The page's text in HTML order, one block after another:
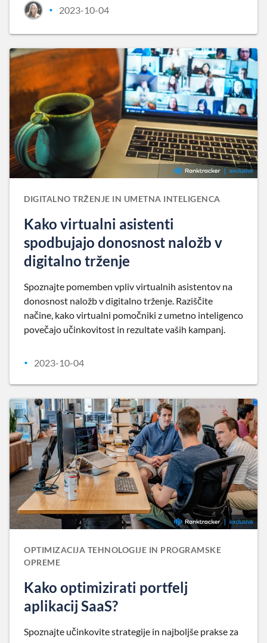
• 2023-10-04
DIGITALNO TRŽENJE IN UMETNA INTELIGENCA
Kako virtualni asistenti
spodbujajo donosnost naložb v
digitalno trženje
Spoznajte pomemben vpliv virtualnih asistentov na
donosnost naložb v digitalno trženje. Raziščite
načine, kako virtualni pomočniki z umetno inteligenco
povečajo učinkovitost in rezultate vaših kampanj.
• 2023-10-04
OPTIMIZACIJA TEHNOLOGIJE IN PROGRAMSKE
OPREME
Kako optimizirati portfelj
aplikacij SaaS?
Spoznajte učinkovite strategije in najboljše prakse za